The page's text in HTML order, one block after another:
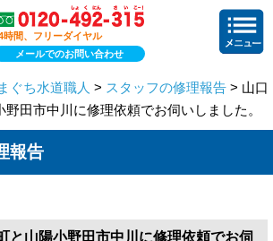
時間、フリーダイヤル
メールでのお問い合わせ
ぐち水道職人 > スタッフの修理報告 > 山口
田市中川に修理依頼でお伺いしました。
報告
と山陽小野田市中川に修理依頼でお伺